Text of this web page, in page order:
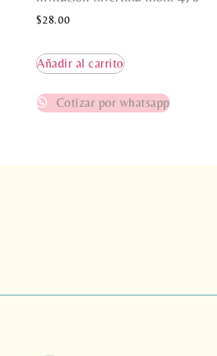
$28.00
Añadir al carrito
Cotizar por whatsapp